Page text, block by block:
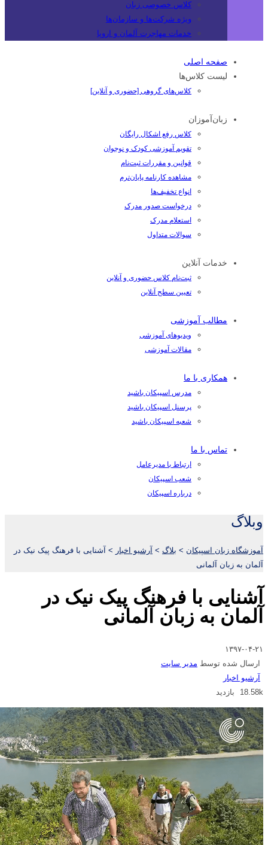
کلاس خصوصی زبان
ویژه شرکت‌ها و سازمان‌ها
خدمات مهاجرت آلمان و اروپا
صفحه اصلی
لیست کلاس‌ها
کلاس‌های گروهی [حضوری و آنلاین]
زبان‌آموزان
کلاس رفع اشکال رایگان
تقویم آموزشی کودک و نوجوان
قوانین و مقررات ثبت‌نام
مشاهده کارنامه پایان‌ترم
انواع تخفیف‌ها
درخواست صدور مدرک
استعلام مدرک
سوالات متداول
خدمات آنلاین
ثبت‌نام کلاس حضوری و آنلاین
تعیین سطح آنلاین
مطالب آموزشی
ویدیوهای آموزشی
مقالات آموزشی
همکاری با ما
مدرس اسپیکان باشید
پرسنل اسپیکان باشید
شعبه اسپیکان باشید
تماس با ما
ارتباط با مدیرعامل
شعب اسپیکان
درباره اسپیکان
وبلاگ
آموزشگاه زبان اسپیکان > بلاگ > آرشیو اخبار > آشنایی با فرهنگ پیک نیک در
آلمان به زبان آلمانی
آشنایی با فرهنگ پیک نیک در
آلمان به زبان آلمانی
۱۳۹۷-۰۴-۲۱
ارسال شده توسط مدیر سایت
آرشیو اخبار
18.58k بازدید